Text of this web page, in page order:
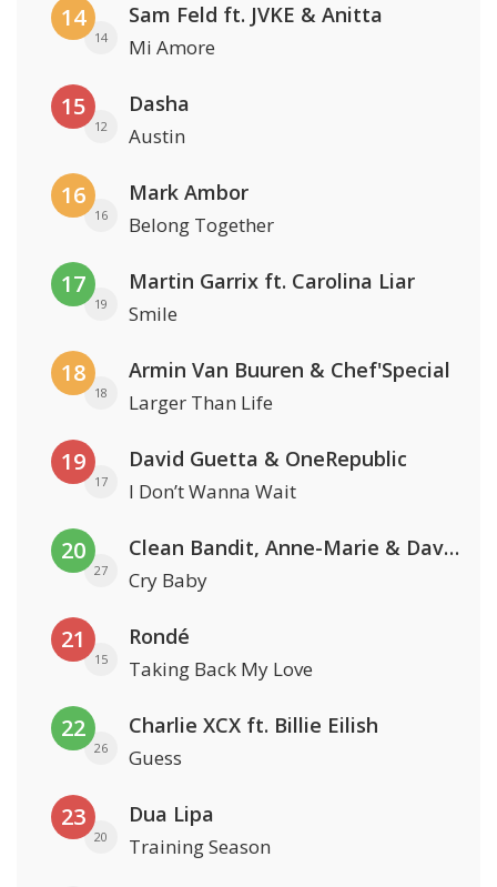
14
14
Sam Feld ft. JVKE & Anitta
Mi Amore
15
12
Dasha
Austin
16
16
Mark Ambor
Belong Together
17
19
Martin Garrix ft. Carolina Liar
Smile
18
18
Armin Van Buuren & Chef'Special
Larger Than Life
19
17
David Guetta & OneRepublic
I Don’t Wanna Wait
20
27
Clean Bandit, Anne-Marie & David Guetta
Cry Baby
21
15
Rondé
Taking Back My Love
22
26
Charlie XCX ft. Billie Eilish
Guess
23
20
Dua Lipa
Training Season